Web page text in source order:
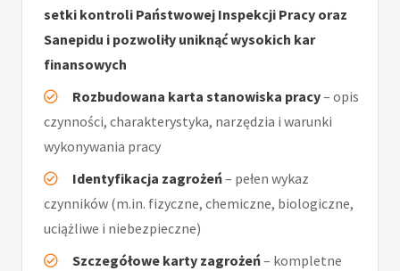
setki kontroli Państwowej Inspekcji Pracy oraz
Sanepidu i pozwoliły uniknąć wysokich kar
finansowych
Rozbudowana karta stanowiska pracy– opis
czynności, charakterystyka, narzędzia i warunki
wykonywania pracy
Identyfikacja zagrożeń– pełen wykaz
czynników (m.in. fizyczne, chemiczne, biologiczne,
uciążliwe i niebezpieczne)
Szczegółowe karty zagrożeń– kompletne